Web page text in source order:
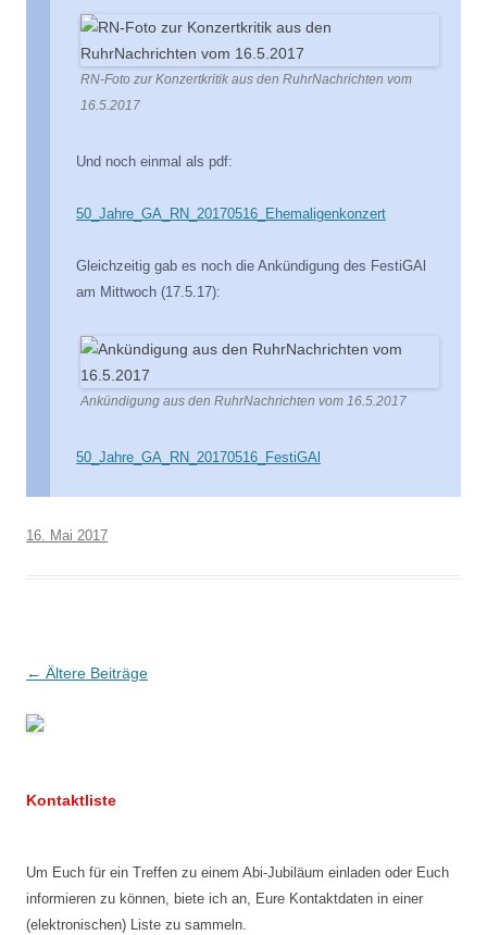
RN-Foto zur Konzertkritik aus den RuhrNachrichten vom
16.5.2017
Und noch einmal als pdf:
50_Jahre_GA_RN_20170516_Ehemaligenkonzert
Gleichzeitig gab es noch die Ankündigung des FestiGAl
am Mittwoch (17.5.17):
Ankündigung aus den RuhrNachrichten vom 16.5.2017
50_Jahre_GA_RN_20170516_FestiGAl
16. Mai 2017
Beitragsnavigation
← Ältere Beiträge
Kontaktliste
Um Euch für ein Treffen zu einem Abi-Jubiläum einladen oder Euch
informieren zu können, biete ich an, Eure Kontaktdaten in einer
(elektronischen) Liste zu sammeln.